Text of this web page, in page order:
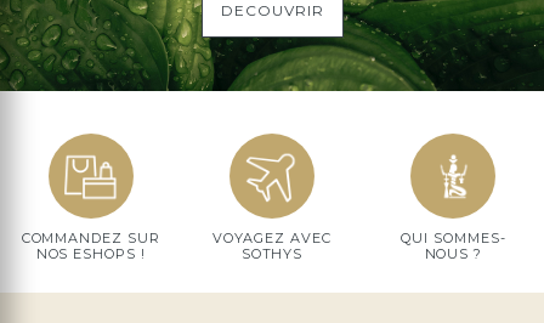
DECOUVRIR
COMMANDEZ SUR
NOS ESHOPS !
VOYAGEZ AVEC
SOTHYS
QUI SOMMES-
NOUS ?